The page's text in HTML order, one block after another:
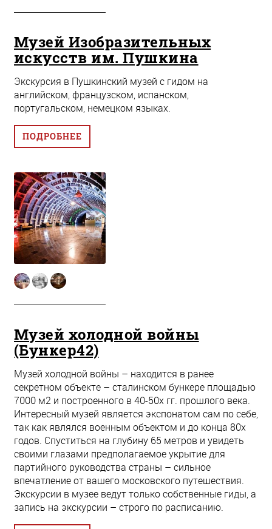
Музей Изобразительных
искусств им. Пушкина
Экскурсия в Пушкинский музей с гидом на
английском, французском, испанском,
португальском, немецком языках.
ПОДРОБНЕЕ
Музей холодной войны
(Бункер42)
Музей холодной войны – находится в ранее
секретном объекте – сталинском бункере площадью
7000 м2 и построенного в 40-50х гг. прошлого века.
Интересный музей является экспонатом сам по себе,
так как являлся военным объектом и до конца 80х
годов. Спуститься на глубину 65 метров и увидеть
своими глазами предполагаемое укрытие для
партийного руководства страны – сильное
впечатление от вашего московского путешествия.
Экскурсии в музее ведут только собственные гиды, а
запись на экскурсии – строго по расписанию.